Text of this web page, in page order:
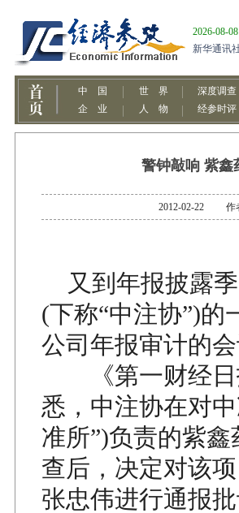
警钟敲响 紫鑫
2012-02-22 作
又到年报披露
(下称“中注协”)的
公司年报审计的
《第一财经日
悉，中注协在对
准所”)负责的紫
查后，决定对该
张忠伟进行通报